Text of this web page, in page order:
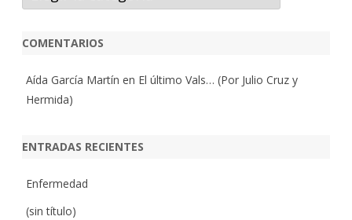
COMENTARIOS
Aída García Martín en El último Vals… (Por Julio Cruz y
Hermida)
ENTRADAS RECIENTES
Enfermedad
(sin título)